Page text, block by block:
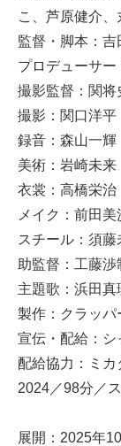
こ、芦原健介
監督・脚本：吉
プロデューサー
撮影監督：関将
撮影：関口洋平
録音：森山一輝
美術：岩崎未来
衣裳：高橋栄治
メイク：前田美
スチール：須藤
助監督：工藤
主題歌：浜田真
製作：クラッパ
宣伝・配給：シ
配給協力：ミカ
2024／98分／
展開：2025年